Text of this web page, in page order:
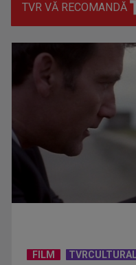
Universitatea Craiova își
TVR VĂ RECOMANDĂ
FILM